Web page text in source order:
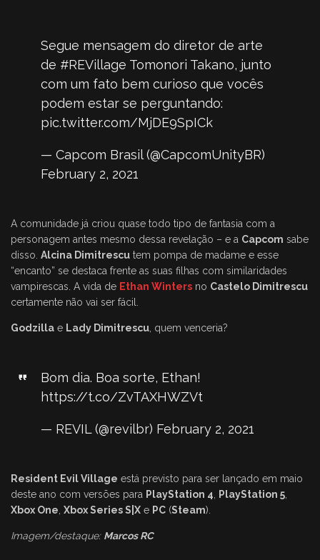
Segue mensagem do diretor de arte
de #REVillage Tomonori Takano, junto
com um fato bem curioso que vocês
podem estar se perguntando:
pic.twitter.com/MjDE9SpICk
— Capcom Brasil (@CapcomUnityBR)
February 2, 2021
A comunidade já criou quase todo tipo de fantasia com a
personagem antes mesmo dessa revelação – e a Capcom sabe
disso. Alcina Dimitrescu tem pompa de madame e esse
“encanto” se destaca frente as suas filhas com similaridades
vampirescas. A vida de Ethan Winters no Castelo Dimitrescu
certamente não vai ser fácil.
Godzilla e Lady Dimitrescu , quem venceria?
Bom dia. Boa sorte, Ethan!
https://t.co/ZvTAXHWZVt
— REVIL (@revilbr) February 2, 2021
Resident Evil Village está previsto para ser lançado em maio
deste ano com versões para PlayStation 4 PlayStation 5
Xbox One Xbox Series S|X e PC (Steam).
Imagem/destaque: Marcos RC